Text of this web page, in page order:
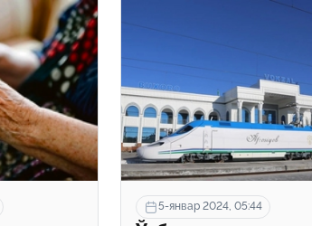
5-январ 2024, 05:44